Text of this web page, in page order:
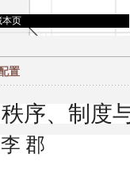
本页
置
序、制度
李 郡